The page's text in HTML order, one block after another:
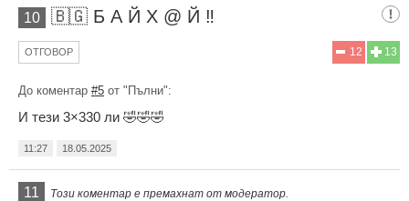
10 🇧🇬 Б А Й Х @ Й ‼️
13
12
ОТГОВОР
До коментар #5 от "Пълни":
И тези 3×330 ли 🤣🤣🤣
11:27 18.05.2025
11 Този коментар е премахнат от модератор.